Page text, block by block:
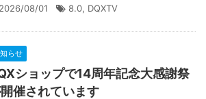
2026/08/01 8.0, DQXTV
らせ
ショップで14周年記念大感謝祭
催されています